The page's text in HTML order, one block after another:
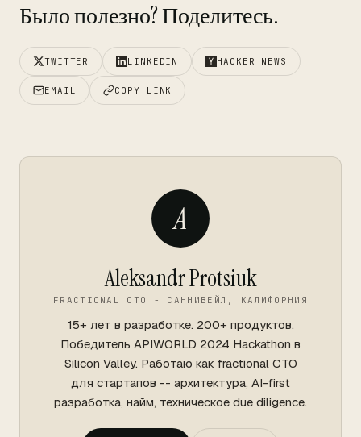
Было полезно? Поделитесь.
TWITTER LINKEDIN HACKER NEWS
EMAIL COPY LINK
A
Aleksandr Protsiuk
FRACTIONAL CTO - САННИВЕЙЛ, КАЛИФОРНИЯ
15+ лет в разработке. 200+ продуктов.
Победитель APIWORLD 2024 Hackathon в
Silicon Valley. Работаю как fractional CTO
для стартапов -- архитектура, AI-first
разработка, найм, техническое due diligence.